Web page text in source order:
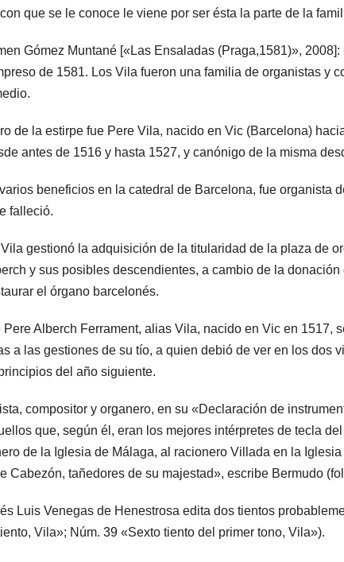
que se le conoce le viene por ser ésta la parte de la
Gómez Muntané [«Las Ensaladas (Praga,1581)»,
de 1581. Los Vila fueron una familia de organistas y
de la estirpe fue Pere Vila, nacido en Vic (Barcelona)
antes de 1516 y hasta 1527, y canónigo de la misma
beneficios en la catedral de Barcelona, fue organista
falleció.
gestionó la adquisición de la titularidad de la plaza de
y sus posibles descendientes, a cambio de la
el órgano barcelonés.
Pere Alberch Ferrament, alias Vila, nacido en Vic en 1517,
a las gestiones de su tío, a quien debió de ver en los dos
del año siguiente.
compositor y organero, en su «Declaración de
que, según él, eran los mejores intérpretes de tecla
de la Iglesia de Málaga, al racionero Villada en la
Cabezón, tañedores de su majestad», escribe Bermudo
Luis Venegas de Henestrosa edita dos tientos
Vila»; Núm. 39 «Sexto tiento del primer tono, Vila»).